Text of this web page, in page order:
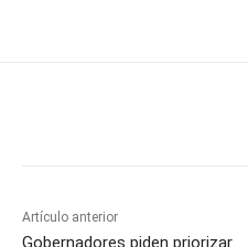
Artículo anterior
Gobernadores piden priorizar